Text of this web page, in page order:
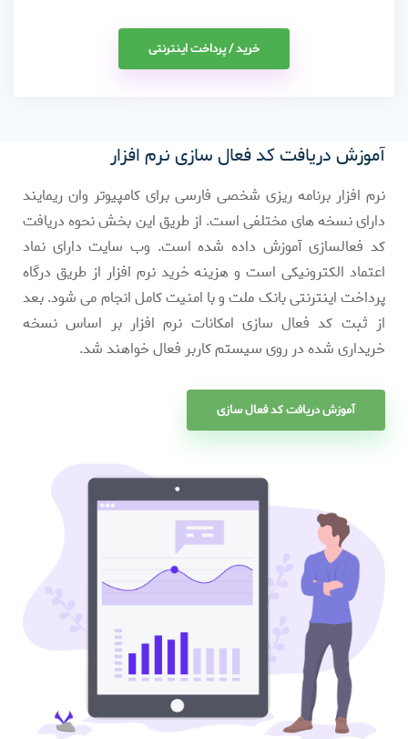
خرید / پرداخت اینترنتی
آموزش دریافت کد فعال سازی نرم افزار
نرم افزار برنامه ریزی شخصی فارسی برای کامپیوتر وان ریمایند
دارای نسخه های مختلفی است. از طریق این بخش نحوه دریافت
کد فعالسازی آموزش داده شده است. وب سایت دارای نماد
اعتماد الکترونیکی است و هزینه خرید نرم افزار از طریق درگاه
پرداخت اینترنتی بانک ملت و با امنیت کامل انجام می شود. بعد
از ثبت کد فعال سازی امکانات نرم افزار بر اساس نسخه
خریداری شده در روی سیستم کاربر فعال خواهند شد.
آموزش دریافت کد فعال سازی